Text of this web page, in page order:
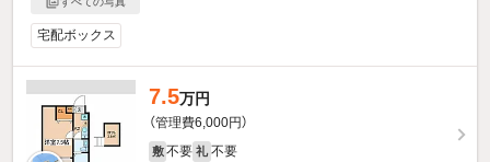
宅配ボックス
7.5万円
（管理費6,000円）
敷 不要 礼 不要